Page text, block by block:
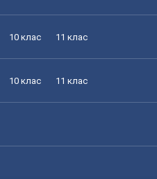
10 клас 11 клас
10 клас 11 клас